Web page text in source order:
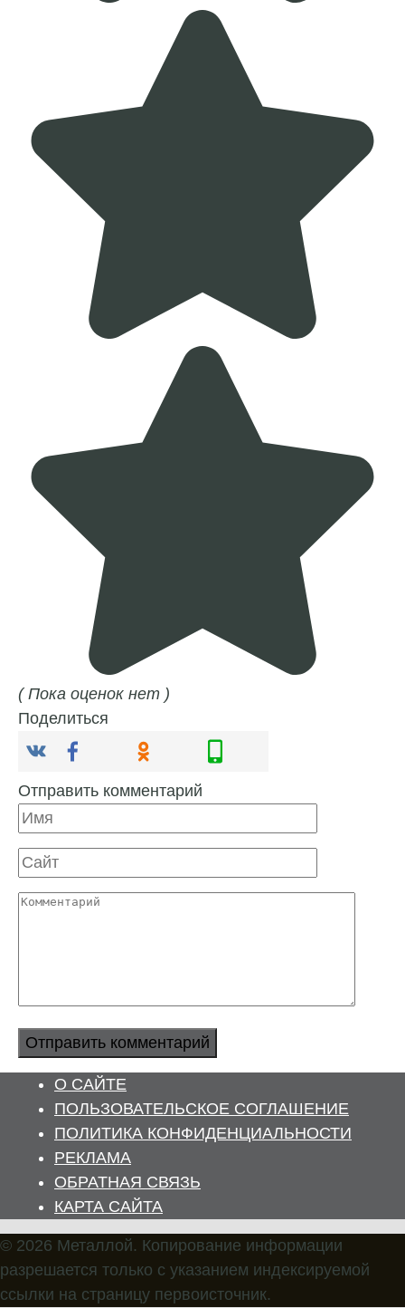
( Пока оценок нет )
Поделиться
Отправить комментарий
Имя
Сайт
Комментарий
О САЙТЕ
ПОЛЬЗОВАТЕЛЬСКОЕ СОГЛАШЕНИЕ
ПОЛИТИКА КОНФИДЕНЦИАЛЬНОСТИ
РЕКЛАМА
ОБРАТНАЯ СВЯЗЬ
КАРТА САЙТА
© 2026 Металлой. Копирование информации
разрешается только с указанием индексируемой
ссылки на страницу первоисточник.